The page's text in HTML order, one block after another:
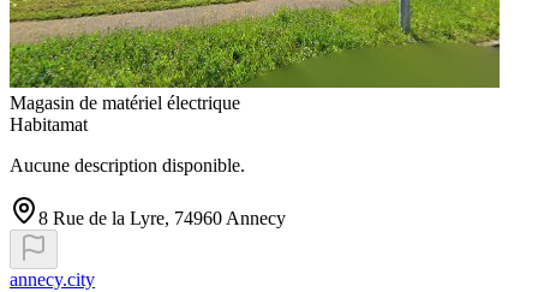
Magasin de matériel électrique
Habitamat
Aucune description disponible.
8 Rue de la Lyre, 74960 Annecy
annecy.city